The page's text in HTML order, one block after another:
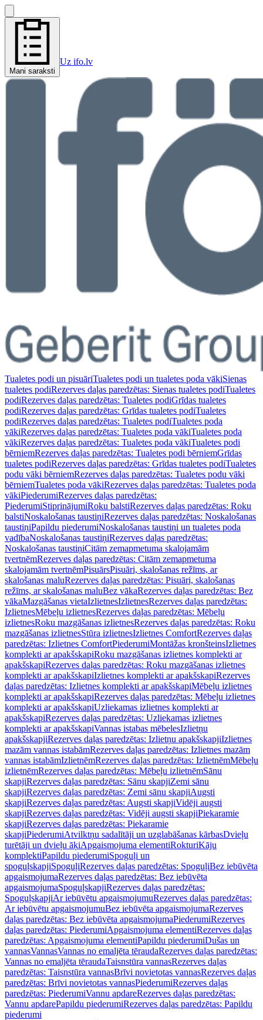
Mani saraksti
Uz ifo.lv
Tualetes podi un pisuāriTualetes podi un tualetes poda vākiSienas
tualetes podiRezerves daļas paredzētas: Sienas tualetes podiTualetes
podiRezerves daļas paredzētas: Tualetes podiGrīdas tualetes
podiRezerves daļas paredzētas: Grīdas tualetes podiTualetes
podiRezerves daļas paredzētas: Tualetes podiTualetes poda
vākiRezerves daļas paredzētas: Tualetes poda vākiTualetes poda
vākiRezerves daļas paredzētas: Tualetes poda vākiTualetes podi
bērniemRezerves daļas paredzētas: Tualetes podi bērniemGrīdas
tualetes podiRezerves daļas paredzētas: Grīdas tualetes podiTualetes
podu vāki bērniemRezerves daļas paredzētas: Tualetes podu vāki
bērniemTualetes poda vākiRezerves daļas paredzētas: Tualetes poda
vākiPiederumiRezerves daļas paredzētas:
PiederumiStiprinājumiRoku balstiRezerves daļas paredzētas: Roku
balstiNoskalošanas taustiņiRezerves daļas paredzētas: Noskalošanas
taustiņiPapildu piederumiNoskalošanas taustiņi un tualetes poda
vadībaNoskalošanas taustiņiRezerves daļas paredzētas:
Noskalošanas taustiņiCitām zemapmetuma skalojamām
tvertnēmRezerves daļas paredzētas: Citām zemapmetuma
skalojamām tvertnēmPisuārsPisuāri, skalošanas režīms, ar
skalošanas maluRezerves daļas paredzētas: Pisuāri, skalošanas
režīms, ar skalošanas maluBez vākaRezerves daļas paredzētas: Bez
vākaMazgāšanas vietaIzlietnesIzlietnesRezerves daļas paredzētas:
IzlietnesMēbeļu izlietnesRezerves daļas paredzētas: Mēbeļu
izlietnesRoku mazgāšanas izlietnesRezerves daļas paredzētas: Roku
mazgāšanas izlietnesStūra izlietnesIzlietnes ComfortRezerves daļas
paredzētas: Izlietnes ComfortPiederumiMontāžas kronšteinsIzlietnes
komplekti ar apakšskapiRoku mazgāšanas izlietnes komplekti ar
apakšskapiRezerves daļas paredzētas: Roku mazgāšanas izlietnes
komplekti ar apakšskapiIzlietnes komplekti ar apakšskapiRezerves
daļas paredzētas: Izlietnes komplekti ar apakšskapiMēbeļu izlietnes
komplekti ar apakšskapiRezerves daļas paredzētas: Mēbeļu izlietnes
komplekti ar apakšskapiUzliekamas izlietnes komplekti ar
apakšskapiRezerves daļas paredzētas: Uzliekamas izlietnes
komplekti ar apakšskapiVannas istabas mēbelesIzlietņu
apakšskapjiRezerves daļas paredzētas: Izlietņu apakšskapjiIzlietnes
mazām vannas istabāmRezerves daļas paredzētas: Izlietnes mazām
vannas istabāmIzlietnēmRezerves daļas paredzētas: IzlietnēmMēbeļu
izlietnēmRezerves daļas paredzētas: Mēbeļu izlietnēmSānu
skapjiRezerves daļas paredzētas: Sānu skapjiZemi sānu
skapjiRezerves daļas paredzētas: Zemi sānu skapjiAugsti
skapjiRezerves daļas paredzētas: Augsti skapjiVidēji augsti
skapjiRezerves daļas paredzētas: Vidēji augsti skapjiPiekaramie
skapjiRezerves daļas paredzētas: Piekaramie
skapjiPiederumiAtvilktņu sadalītāji un uzglabāšanas kārbasDvieļu
turētāji un dvieļu āķiApgaismojuma elementiRokturiKāju
komplektiPapildu piederumiSpoguļi un
spoguļskapjiSpoguļiRezerves daļas paredzētas: SpoguļiBez iebūvēta
apgaismojumaRezerves daļas paredzētas: Bez iebūvēta
apgaismojumaSpoguļskapjiRezerves daļas paredzētas:
SpoguļskapjiAr iebūvētu apgaismojumuRezerves daļas paredzētas:
Ar iebūvētu apgaismojumuBez iebūvēta apgaismojumaRezerves
daļas paredzētas: Bez iebūvēta apgaismojumaPiederumiRezerves
daļas paredzētas: PiederumiApgaismojuma elementiRezerves daļas
paredzētas: Apgaismojuma elementiPapildu piederumiDušas un
vannasVannasVannas no emaljēta tēraudaRezerves daļas paredzētas:
Vannas no emaljēta tēraudaTaisnstūra vannasRezerves daļas
paredzētas: Taisnstūra vannasBrīvi novietotas vannasRezerves daļas
paredzētas: Brīvi novietotas vannasPiederumiRezerves daļas
paredzētas: PiederumiVannu apdareRezerves daļas paredzētas:
Vannu apdarePapildu piederumiRezerves daļas paredzētas: Papildu
piederumi